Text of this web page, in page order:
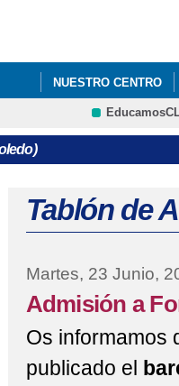
NUESTRO CENTRO
ERASMUS+
Tablón de
Martes, 23 Junio,
Admisión a
Os informamos
publicado el